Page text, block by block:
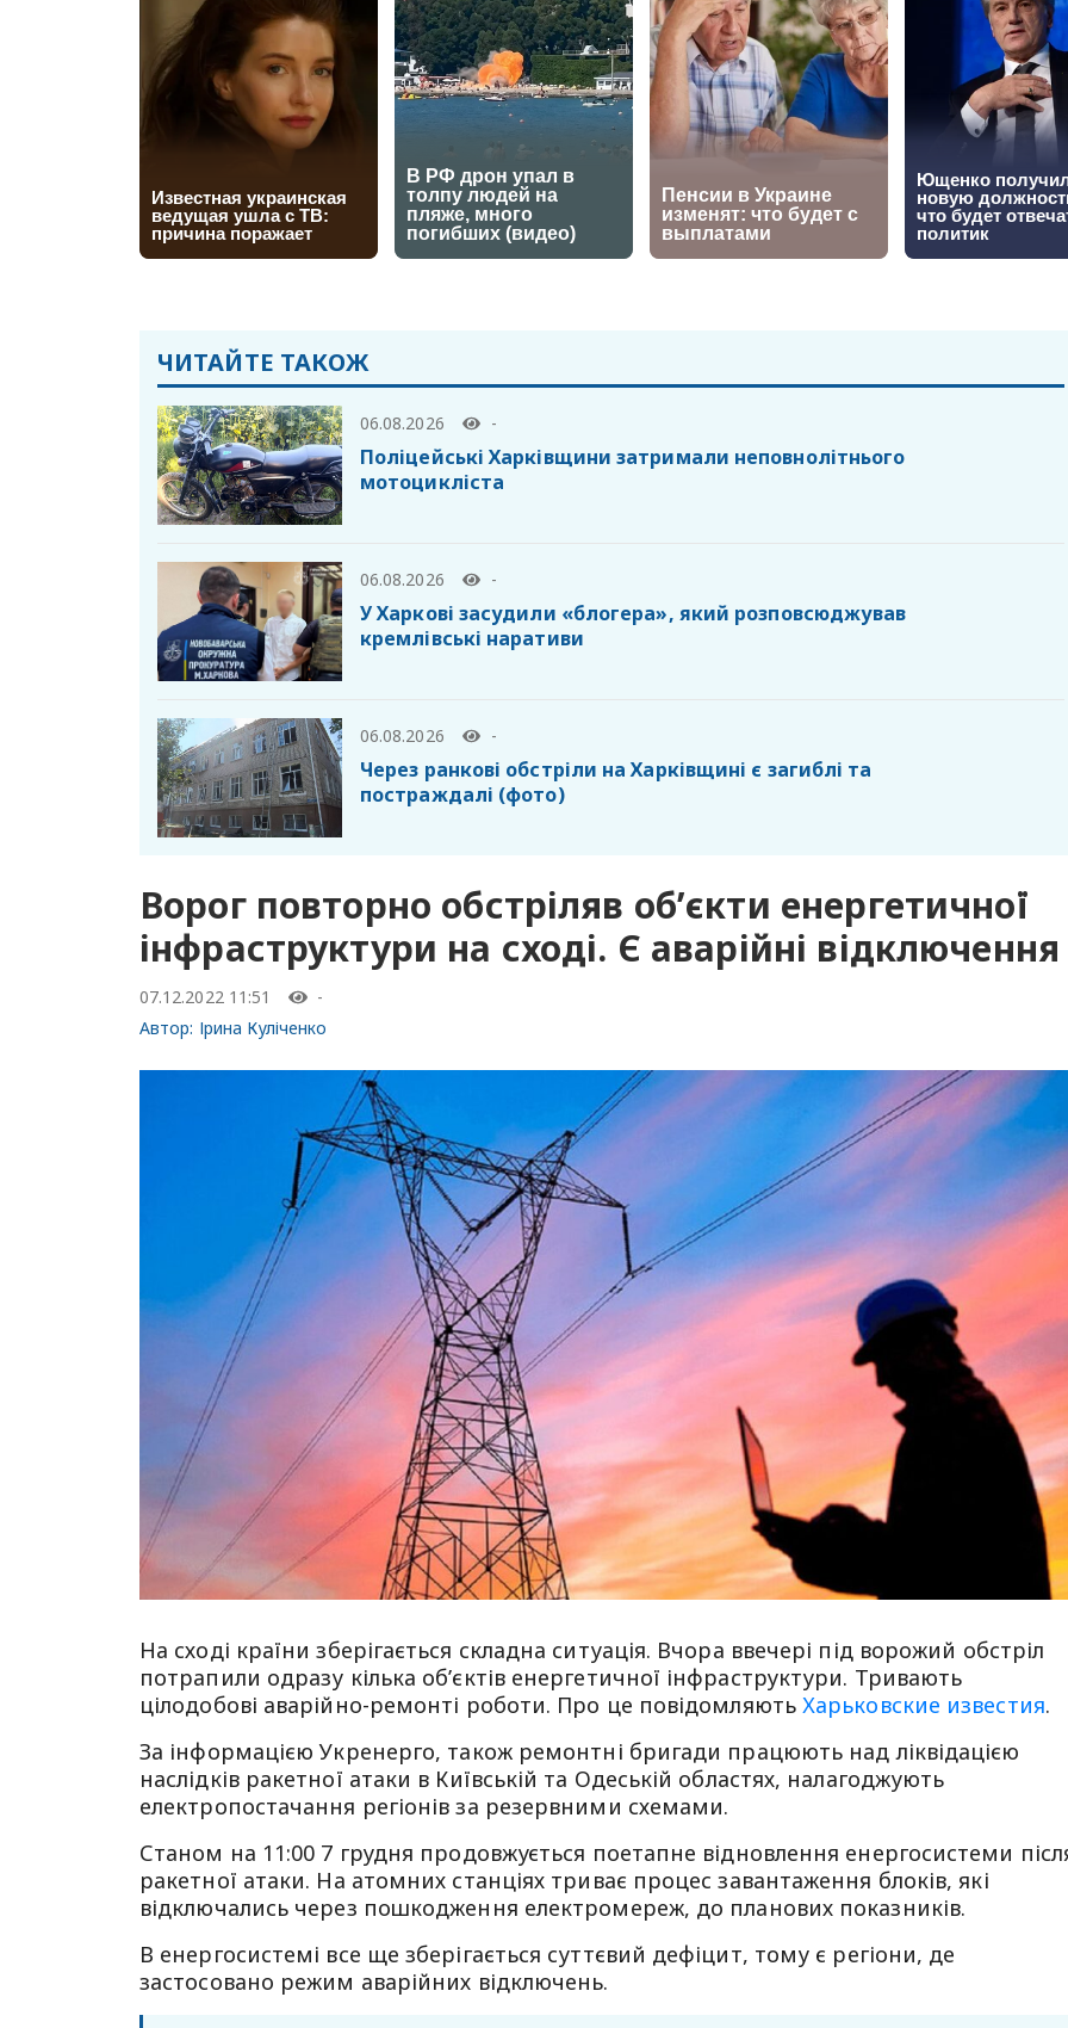
ЧИТАЙТЕ ТАКОЖ
06.08.2026 -
Поліцейські Харківщини затримали неповнолітнього
мотоцикліста
06.08.2026 -
У Харкові засудили «блогера», який розповсюджував
кремлівські наративи
06.08.2026 -
Через ранкові обстріли на Харківщині є загиблі та
постраждалі (фото)
Ворог повторно обстріляв об’єкти енергетичної
інфраструктури на сході. Є аварійні відключення
07.12.2022 11:51
-
Автор: Ірина Куліченко
На сході країни зберігається складна ситуація. Вчора ввечері під ворожий обстріл
потрапили одразу кілька об’єктів енергетичної інфраструктури. Тривають
цілодобові аварійно-ремонті роботи. Про це повідомляютьХарьковские известия.
За інформацією Укренерго, також ремонтні бригади працюють над ліквідацією
наслідків ракетної атаки в Київській та Одеській областях, налагоджують
електропостачання регіонів за резервними схемами.
Станом на 11:00 7 грудня продовжується поетапне відновлення енергосистеми
ракетної атаки. На атомних станціях триває процес завантаження блоків, які
відключались через пошкодження електромереж, до планових показників.
В енергосистемі все ще зберігається суттєвий дефіцит, тому є регіони, де
застосовано режим аварійних відключень.